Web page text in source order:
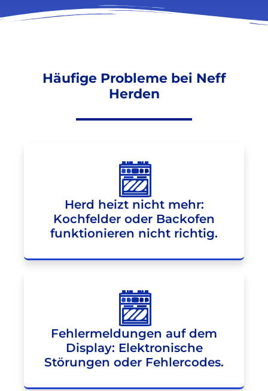
Häufige Probleme bei Neff
Herden
Herd heizt nicht mehr:
Kochfelder oder Backofen
funktionieren nicht richtig.
Fehlermeldungen auf dem
Display: Elektronische
Störungen oder Fehlercodes.